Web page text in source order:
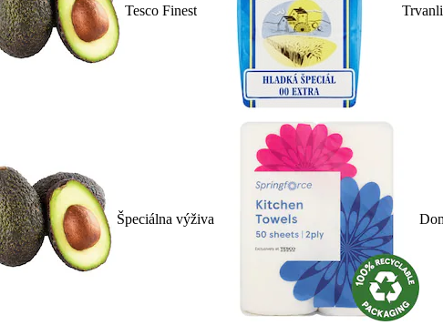
Tesco Finest
Špeciálna výživa